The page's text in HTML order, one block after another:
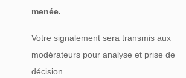
menée.
Votre signalement sera transmis aux
modérateurs pour analyse et prise de
décision.